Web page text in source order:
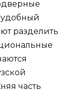
разделить
часть